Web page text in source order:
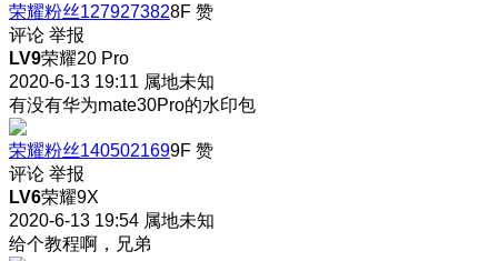
荣耀粉丝1279273828F 赞
评论 举报
LV9荣耀20 Pro
2020-6-13 19:11 属地未知
有没有华为mate30Pro的水印包
荣耀粉丝1405021699F 赞
评论 举报
LV6荣耀9X
2020-6-13 19:54 属地未知
给个教程啊，兄弟